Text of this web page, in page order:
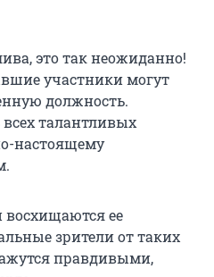
это так неожиданно!
участники могут
должность.
талантливых
настоящему
ее
зрители от таких
правдивыми,